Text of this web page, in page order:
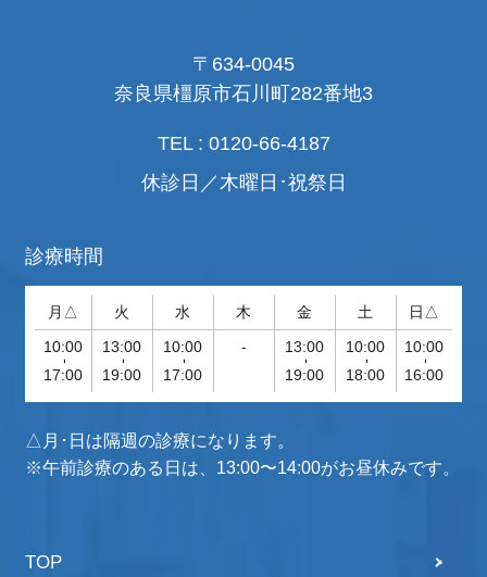
〒634-0045
奈良県橿原市石川町282番地3
TEL : 0120-66-4187
休診日／木曜日･祝祭日
診療時間
月△ 火 水 木 金 土 日△
10:00
-
17:00
13:00
-
19:00
10:00
-
17:00
- 13:00
-
19:00
10:00
-
18:00
10:00
-
16:00
△月･日は隔週の診療になります。
※午前診療のある日は、13:00〜14:00がお昼休みです。
TOP